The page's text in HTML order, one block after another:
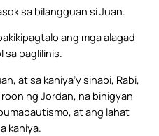
sa bilangguan si Juan.
ang mga alagad
sa paglilinis.
at sa kaniya’y sinabi, Rabi,
ng Jordan, na binigyan
at ang lahat
kaniya.